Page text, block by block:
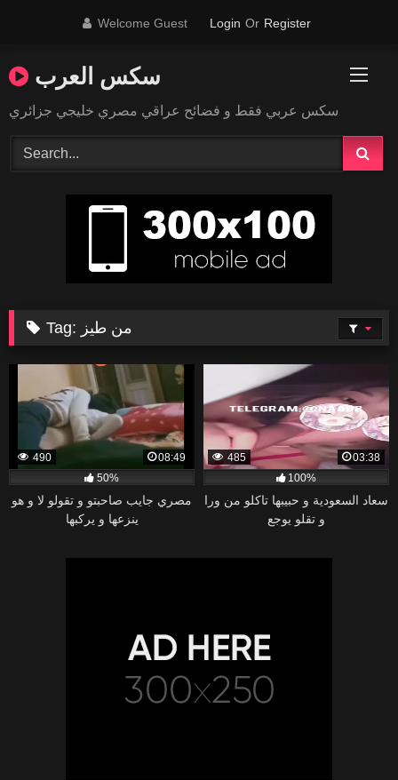
Welcome Guest Login Or Register
سكس العرب
سكس عربي فقط و فضائح عراقي مصري خليجي جزائري
Tag: من طيز
490
08:49
50%
مصري جايب صاحبتو و تقولو لا و هو
ينزعها و يركبها
485
03:38
100%
سعاد السعودية و حبيبها تاكلو من ورا
و تقلو يوجع